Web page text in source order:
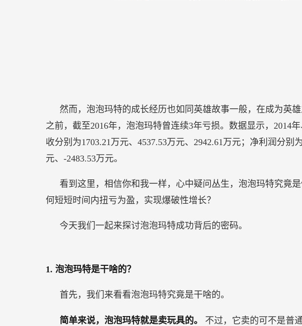
然而，泡泡玛特的成长经历也如同英雄故事一般，在成为英
之前，截至2016年，泡泡玛特曾连续3年亏损。数据显示，2014
收分别为1703.21万元、4537.53万元、2942.61万元；净利润分别
元、-2483.53万元。
看到这里，相信你和我一样，心中疑问丛生，泡泡玛特究竟
何短短时间内扭亏为盈，实现爆破性增长？
今天我们一起来探讨泡泡玛特成功背后的密码。
1. 泡泡玛特是干啥的？
首先，我们来看看泡泡玛特究竟是干啥的。
简单来说，泡泡玛特就是卖玩具的。 不过，它卖的可不是普